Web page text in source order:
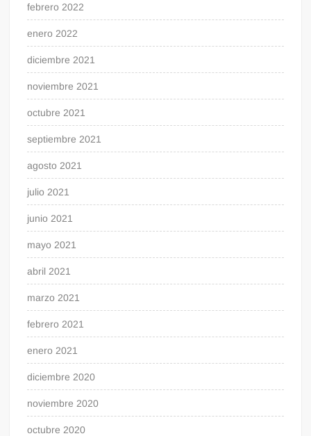
febrero 2022
enero 2022
diciembre 2021
noviembre 2021
octubre 2021
septiembre 2021
agosto 2021
julio 2021
junio 2021
mayo 2021
abril 2021
marzo 2021
febrero 2021
enero 2021
diciembre 2020
noviembre 2020
octubre 2020